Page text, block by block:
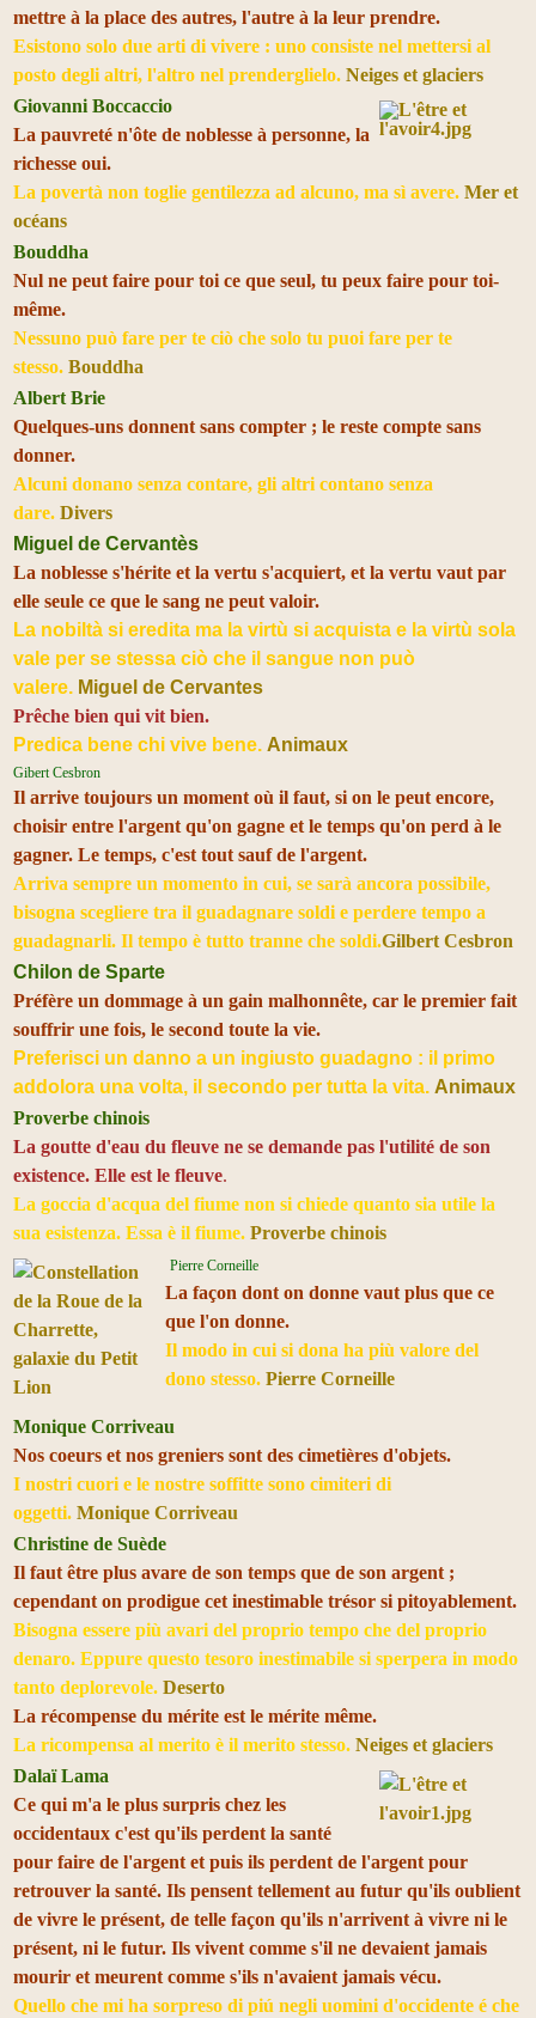
mettre à la place des autres, l'autre à la leur prendre.
Esistono solo due arti di vivere : uno consiste nel mettersi al
posto degli altri, l'altro nel prenderglielo. Neiges et glaciers
Giovanni Boccaccio
La pauvreté n'ôte de noblesse à personne, la
richesse oui.
La povertà non toglie gentilezza ad alcuno, ma sì avere. Mer et
océans
Bouddha
Nul ne peut faire pour toi ce que seul, tu peux faire pour toi-
même.
Nessuno può fare per te ciò che solo tu puoi fare per te
stesso. Bouddha
Albert Brie
Quelques-uns donnent sans compter ; le reste compte sans
donner.
Alcuni donano senza contare, gli altri contano senza
dare. Divers
Miguel de Cervantès
La noblesse s'hérite et la vertu s'acquiert, et la vertu vaut par
elle seule ce que le sang ne peut valoir.
La nobiltà si eredita ma la virtù si acquista e la virtù sola
vale per se stessa ciò che il sangue non può
valere. Miguel de Cervantes
Prêche bien qui vit bien.
Predica bene chi vive bene. Animaux
Gibert Cesbron
Il arrive toujours un moment où il faut, si on le peut encore,
choisir entre l'argent qu'on gagne et le temps qu'on perd à le
gagner. Le temps, c'est tout sauf de l'argent.
Arriva sempre un momento in cui, se sarà ancora possibile,
bisogna scegliere tra il guadagnare soldi e perdere tempo a
guadagnarli. Il tempo è tutto tranne che soldi.Gilbert Cesbron
Chilon de Sparte
Préfère un dommage à un gain malhonnête, car le premier fait
souffrir une fois, le second toute la vie.
Preferisci un danno a un ingiusto guadagno : il primo
addolora una volta, il secondo per tutta la vita. Animaux
Proverbe chinois
La goutte d'eau du fleuve ne se demande pas l'utilité de son
existence. Elle est le fleuve.
La goccia d'acqua del fiume non si chiede quanto sia utile la
sua esistenza. Essa è il fiume. Proverbe chinois
Pierre Corneille
La façon dont on donne vaut plus que ce
que l'on donne.
Il modo in cui si dona ha più valore del
dono stesso. Pierre Corneille
Monique Corriveau
Nos coeurs et nos greniers sont des cimetières d'objets.
I nostri cuori e le nostre soffitte sono cimiteri di
oggetti. Monique Corriveau
Christine de Suède
Il faut être plus avare de son temps que de son argent ;
cependant on prodigue cet inestimable trésor si pitoyablement.
Bisogna essere più avari del proprio tempo che del proprio
denaro. Eppure questo tesoro inestimabile si sperpera in modo
tanto deplorevole. Deserto
La récompense du mérite est le mérite même.
La ricompensa al merito è il merito stesso. Neiges et glaciers
Dalaï Lama
Ce qui m'a le plus surpris chez les
occidentaux c'est qu'ils perdent la santé
pour faire de l'argent et puis ils perdent de l'argent pour
retrouver la santé. Ils pensent tellement au futur qu'ils oublient
de vivre le présent, de telle façon qu'ils n'arrivent à vivre ni le
présent, ni le futur. Ils vivent comme s'il ne devaient jamais
mourir et meurent comme s'ils n'avaient jamais vécu.
Quello che mi ha sorpreso di piú negli uomini d'occidente é che